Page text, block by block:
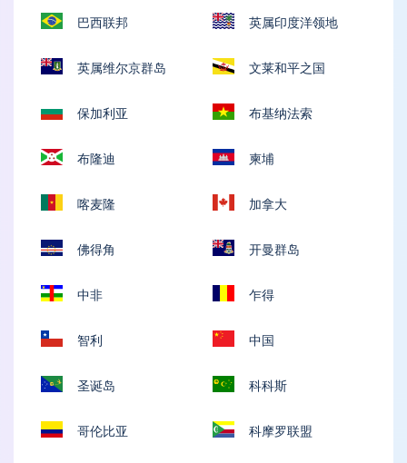
维那
巴西联邦 英属印度洋领地
英属维尔京群岛 文莱和平之国
保加利亚 布基纳法索
布隆迪 柬埔
喀麦隆 加拿大
佛得角 开曼群岛
中非 乍得
智利 中国
圣诞岛 科科斯
哥伦比亚 科摩罗联盟